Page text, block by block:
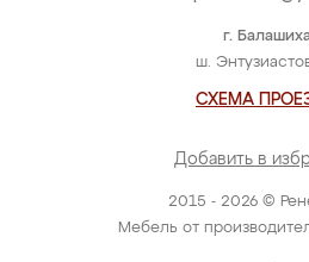
2015 - 2026 ©
Мебель от
г.
ш.
СХЕМА
Добавить в